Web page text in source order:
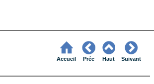
Accueil Préc Haut Suivant